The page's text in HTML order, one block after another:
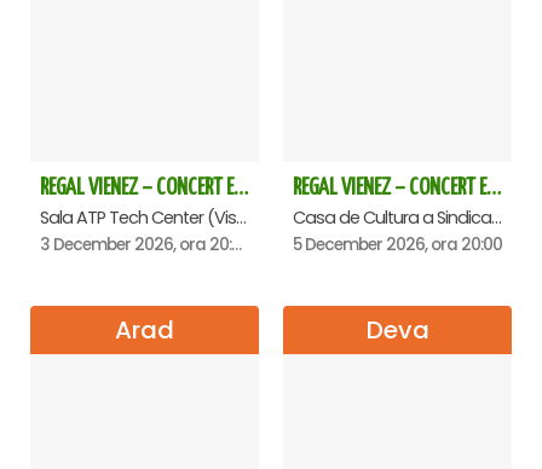
REGAL VIENEZ – CONCERT EXTRAORDINAR DE CRACIUN - Baia Mare
Sala ATP Tech Center (Vis a vis de Auchan), Baia-Mare
3 December 2026, ora 20:00
REGAL VIENEZ – CONCERT EXTRAORDINAR DE CRACIUN - Oradea
Casa de Cultura a Sindicatelor , Oradea
5 December 2026, ora 20:00
Arad Deva